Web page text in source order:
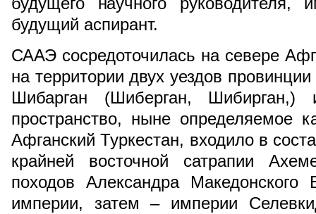
будущий аспирант.
СААЭ сосредоточилась на севере
на территории двух уездов
Шибарган (Шиберган,
пространство, ныне определяемое
Афганский Туркестан, входило в
крайней восточной сатрапии
походов Александра Македонского
империи, затем – империи